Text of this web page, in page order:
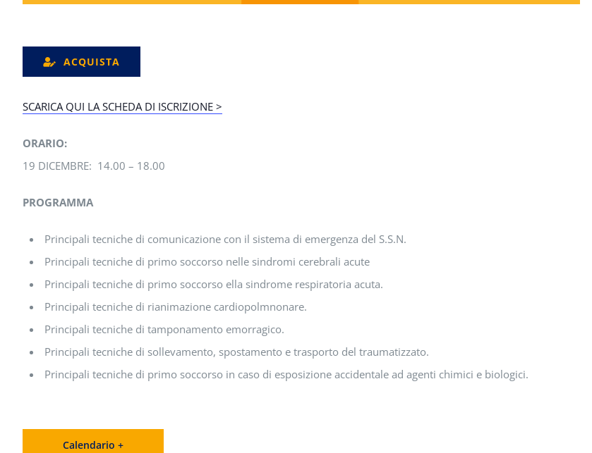
ACQUISTA
SCARICA QUI LA SCHEDA DI ISCRIZIONE >
ORARIO:
19 DICEMBRE: 14.00 – 18.00
PROGRAMMA
Principali tecniche di comunicazione con il sistema di emergenza del S.S.N.
Principali tecniche di primo soccorso nelle sindromi cerebrali acute
Principali tecniche di primo soccorso ella sindrome respiratoria acuta.
Principali tecniche di rianimazione cardiopolmnonare.
Principali tecniche di tamponamento emorragico.
Principali tecniche di sollevamento, spostamento e trasporto del traumatizzato.
Principali tecniche di primo soccorso in caso di esposizione accidentale ad agenti chimici e biologici.
Calendario +